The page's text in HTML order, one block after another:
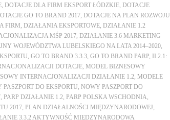
DOTACJE DLA FIRM EKSPORT ŁÓDZKIE DOTACJE
GO TO BRAND 2017 DOTACJE NA PLAN ROZWOJU
FIRM DZIAŁANIA EKSPORTOWE DZIAŁANIE 1.2
MŚP 2017 DZIAŁANIE 3.6 MARKETING
WOJEWÓDZTWA LUBELSKIEGO NA LATA 2014–2020
GO TO BRAND 3.3.3 GO TO BRAND PARP
II.2.1:
DOTACJE MODEL BIZNESOWY
INTERNACJONALIZACJI DZIAŁANIE 1.2 MODELE
PASZPORT DO EKSPORTU NOWY PASZPORT DO
PARP DZIAŁANIE 1.2 PARP POLSKA WSCHODNIA
2017 PLAN DZIAŁALNOŚCI MIĘDZYNARODOWEJ
3.3.2 AKTYWNOŚĆ MIĘDZYNARODOWA